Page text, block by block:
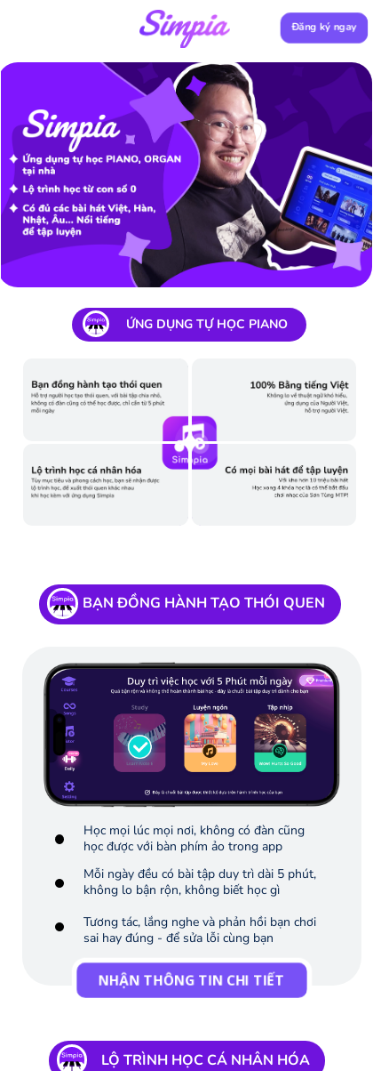
Đăng ký ngay
ỨNG DỤNG TỰ HỌC PIANO
Học mọi lúc mọi nơi, không có đàn cũng
học được với bàn phím ảo trong app
Mỗi ngày đều có bài tập duy trì dài 5 phút,
không lo bận rộn, không biết học gì
Tương tác, lắng nghe và phản hồi bạn chơi
sai hay đúng - để sửa lỗi cùng bạn
NHẬN THÔNG TIN CHI TIẾT
BẠN ĐỒNG HÀNH TẠO THÓI QUEN
LỘ TRÌNH HỌC CÁ NHÂN HÓA